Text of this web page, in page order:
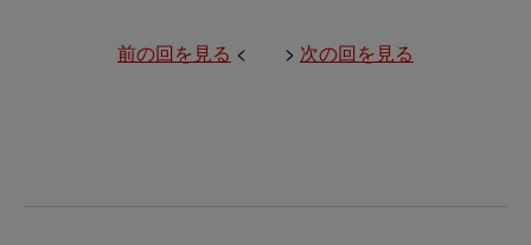
前の回を見る < > 次の回を見る